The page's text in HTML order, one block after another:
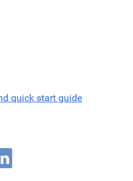
quick start guide